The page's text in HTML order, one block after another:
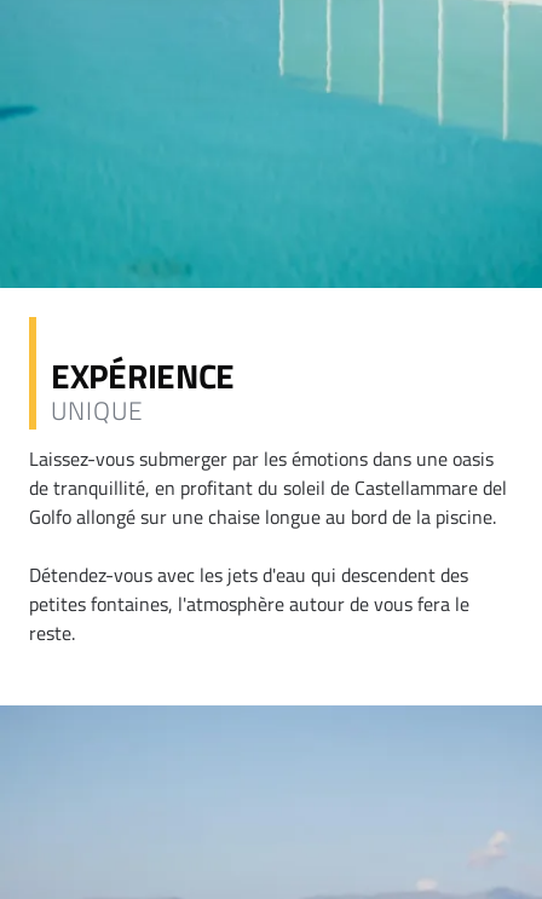
EXPÉRIENCE
UNIQUE
Laissez-vous submerger par les émotions dans une oasis
de tranquillité, en profitant du soleil de Castellammare del
Golfo allongé sur une chaise longue au bord de la piscine.
Détendez-vous avec les jets d'eau qui descendent des
petites fontaines, l'atmosphère autour de vous fera le
reste.